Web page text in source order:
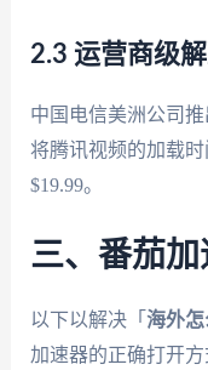
2.3 运营商级
中国电信美洲公司
将腾讯视频的加载
$19.99。
三、番茄
以下以解决「 海外
加速器的正确打开方